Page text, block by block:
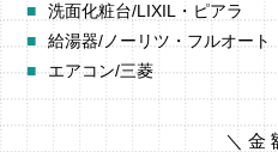
洗面化粧台/LIXIL・ピアラ
給湯器/ノーリツ・フルオート
エアコン/三菱